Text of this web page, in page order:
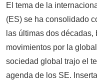
El tema de la
(ES) se ha consolidado
las últimas dos
movimientos por la
sociedad global trajo el
agenda de los SE.